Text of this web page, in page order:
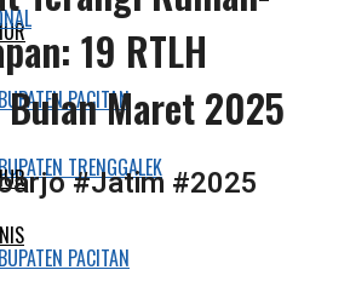
PACITAN
TRENGGALEK
PACITAN
19 RTLH
Maret 2025
#Jatim #2025